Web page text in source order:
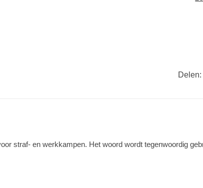
Delen:
straf- en werkkampen. Het woord wordt tegenwoordig